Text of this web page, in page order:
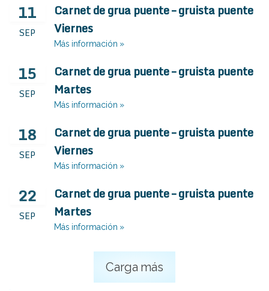
11
SEP
Carnet de grua puente – gruista puente
Viernes
Más información »
15
SEP
Carnet de grua puente – gruista puente
Martes
Más información »
18
SEP
Carnet de grua puente – gruista puente
Viernes
Más información »
22
SEP
Carnet de grua puente – gruista puente
Martes
Más información »
Carga más